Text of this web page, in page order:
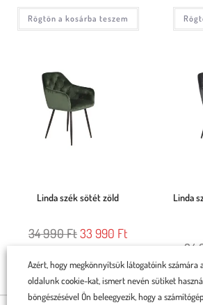
Rögtön a kosárba teszem
Linda szék sötét zöld
34 990Ft33 990 Ft
Rögtön a kosárba teszem
Linda
34
Azért, hogy megkönnyítsük látogatóink számára
oldalunk cookie-kat, ismert nevén sütiket
böngészésével Ön beleegyezik, hogy a